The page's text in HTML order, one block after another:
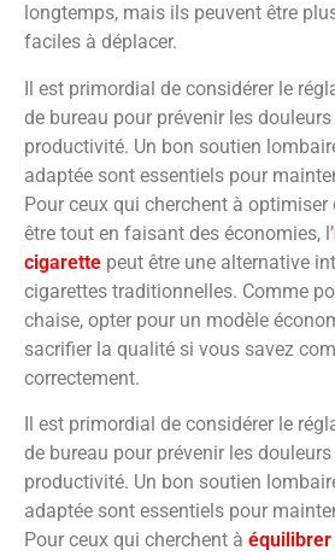
longtemps, mais ils peuvent être
faciles à déplacer.
Il est primordial de considérer le
de bureau pour prévenir les
productivité. Un bon soutien
adaptée sont essentiels pour
Pour ceux qui cherchent à optimiser
être tout en faisant des économies, l’
cigarette peut être une alternative
cigarettes traditionnelles. Comme
chaise, opter pour un modèle
sacrifier la qualité si vous savez
correctement.
Il est primordial de considérer le
de bureau pour prévenir les
productivité. Un bon soutien
adaptée sont essentiels pour
Pour ceux qui cherchent à